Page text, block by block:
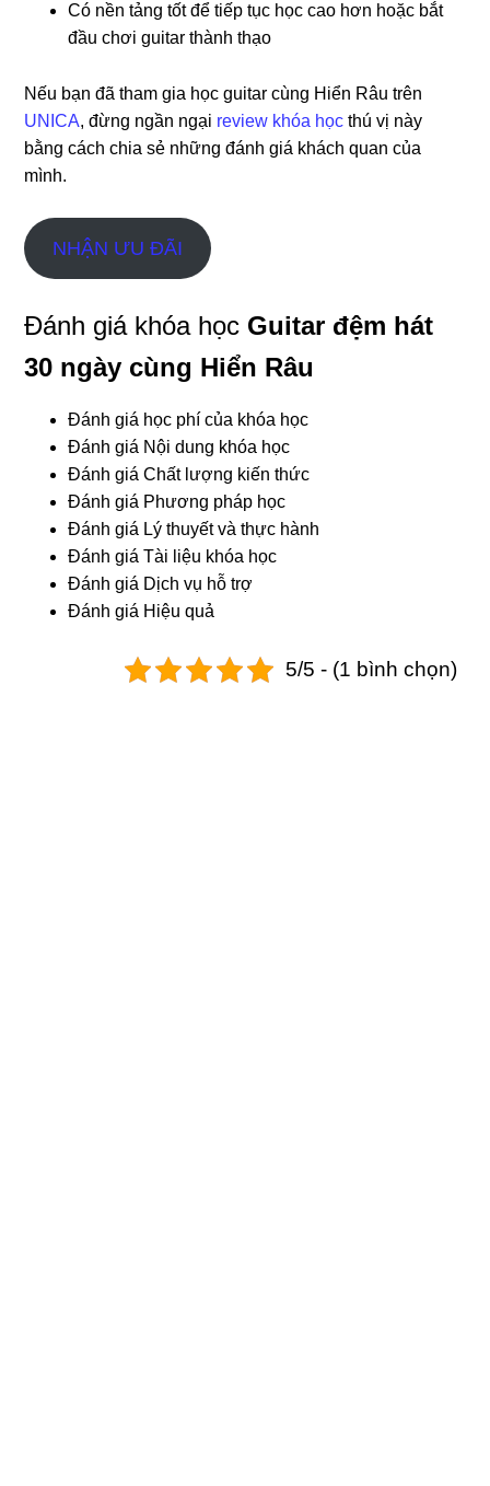
Có nền tảng tốt để tiếp tục học cao hơn hoặc bắt
đầu chơi guitar thành thạo
Nếu bạn đã tham gia học guitar cùng Hiển Râu trên
UNICA, đừng ngần ngại review khóa học thú vị này
bằng cách chia sẻ những đánh giá khách quan của
mình.
NHẬN ƯU ĐÃI
Đánh giá khóa học Guitar đệm hát
30 ngày cùng Hiển Râu
Đánh giá học phí của khóa học
Đánh giá Nội dung khóa học
Đánh giá Chất lượng kiến thức
Đánh giá Phương pháp học
Đánh giá Lý thuyết và thực hành
Đánh giá Tài liệu khóa học
Đánh giá Dịch vụ hỗ trợ
Đánh giá Hiệu quả
5/5 - (1 bình chọn)